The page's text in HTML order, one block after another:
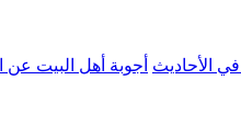
الأحاديث أجوبة أهل البيت عن